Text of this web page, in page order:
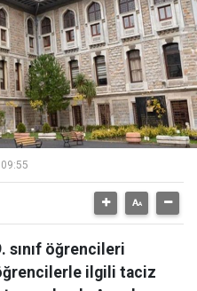
sınıf öğrencileri
ilgili taciz